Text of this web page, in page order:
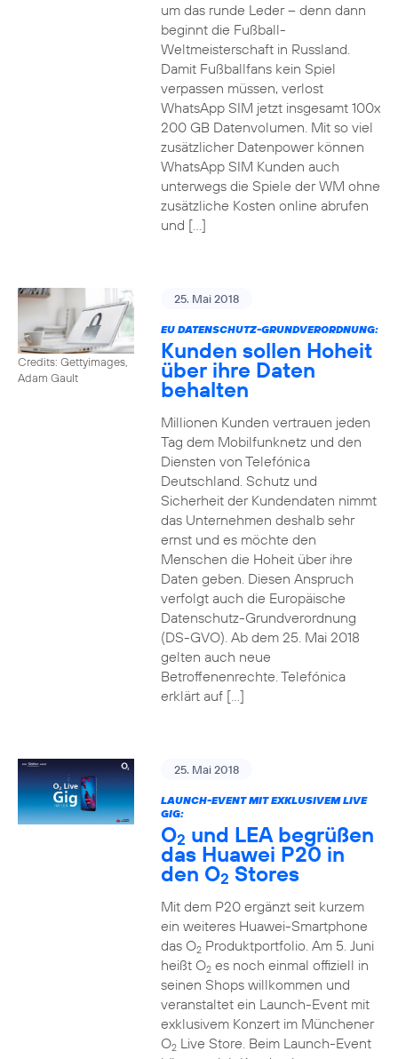
um das runde Leder – denn dann
beginnt die Fußball-
Weltmeisterschaft in Russland.
Damit Fußballfans kein Spiel
verpassen müssen, verlost
WhatsApp SIM jetzt insgesamt 100x
200 GB Datenvolumen. Mit so viel
zusätzlicher Datenpower können
WhatsApp SIM Kunden auch
unterwegs die Spiele der WM ohne
zusätzliche Kosten online abrufen
und […]
Credits: Gettyimages,
Adam Gault
25. Mai 2018
EU DATENSCHUTZ-GRUNDVERORDNUNG:
Kunden sollen Hoheit
über ihre Daten
behalten
Millionen Kunden vertrauen jeden
Tag dem Mobilfunknetz und den
Diensten von Telefónica
Deutschland. Schutz und
Sicherheit der Kundendaten nimmt
das Unternehmen deshalb sehr
ernst und es möchte den
Menschen die Hoheit über ihre
Daten geben. Diesen Anspruch
verfolgt auch die Europäische
Datenschutz-Grundverordnung
(DS-GVO). Ab dem 25. Mai 2018
gelten auch neue
Betroffenenrechte. Telefónica
erklärt auf […]
25. Mai 2018
LAUNCH-EVENT MIT EXKLUSIVEM LIVE
GIG:
O2 und LEA begrüßen
das Huawei P20 in
den O2 Stores
Mit dem P20 ergänzt seit kurzem
ein weiteres Huawei-Smartphone
das O2Produktportfolio. Am 5. Juni
heißt O2es noch einmal offiziell in
seinen Shops willkommen und
veranstaltet ein Launch-Event mit
exklusivem Konzert im Münchener
O2Live Store. Beim Launch-Event